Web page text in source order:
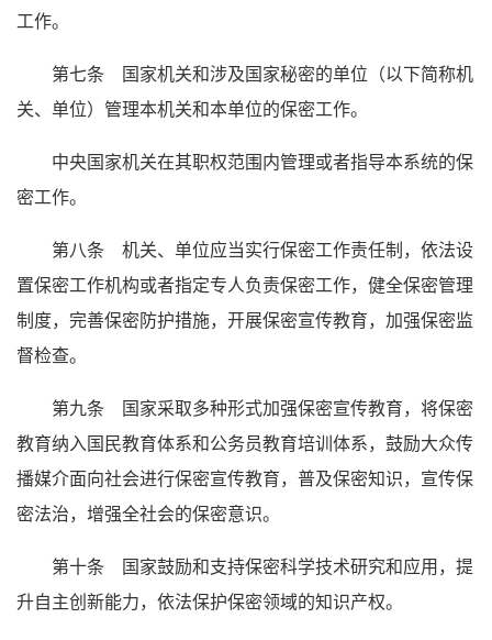
工作。
第七条 国家机关和涉及国家秘密的单位（以下简称机
关、单位）管理本机关和本单位的保密工作。
中央国家机关在其职权范围内管理或者指导本系统的保
密工作。
第八条 机关、单位应当实行保密工作责任制，依法设
置保密工作机构或者指定专人负责保密工作，健全保密管理
制度，完善保密防护措施，开展保密宣传教育，加强保密监
督检查。
第九条 国家采取多种形式加强保密宣传教育，将保密
教育纳入国民教育体系和公务员教育培训体系，鼓励大众传
播媒介面向社会进行保密宣传教育，普及保密知识，宣传保
密法治，增强全社会的保密意识。
第十条 国家鼓励和支持保密科学技术研究和应用，提
升自主创新能力，依法保护保密领域的知识产权。